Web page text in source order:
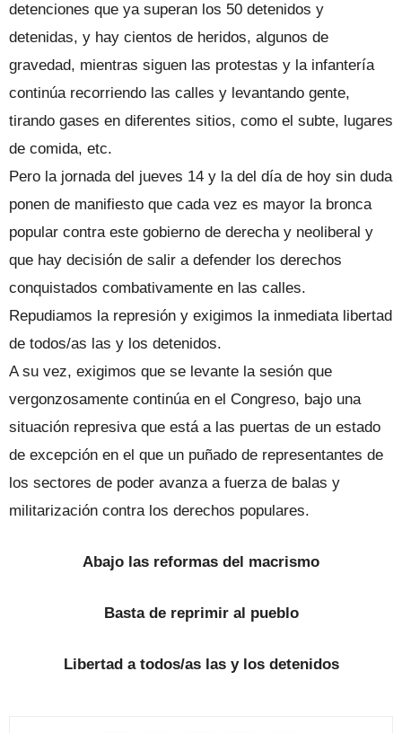
detenciones que ya superan los 50 detenidos y
detenidas, y hay cientos de heridos, algunos de
gravedad, mientras siguen las protestas y la infantería
continúa recorriendo las calles y levantando gente,
tirando gases en diferentes sitios, como el subte, lugares
de comida, etc.
Pero la jornada del jueves 14 y la del día de hoy sin duda
ponen de manifiesto que cada vez es mayor la bronca
popular contra este gobierno de derecha y neoliberal y
que hay decisión de salir a defender los derechos
conquistados combativamente en las calles.
Repudiamos la represión y exigimos la inmediata libertad
de todos/as las y los detenidos.
A su vez, exigimos que se levante la sesión que
vergonzosamente continúa en el Congreso, bajo una
situación represiva que está a las puertas de un estado
de excepción en el que un puñado de representantes de
los sectores de poder avanza a fuerza de balas y
militarización contra los derechos populares.
Abajo las reformas del macrismo
Basta de reprimir al pueblo
Libertad a todos/as las y los detenidos